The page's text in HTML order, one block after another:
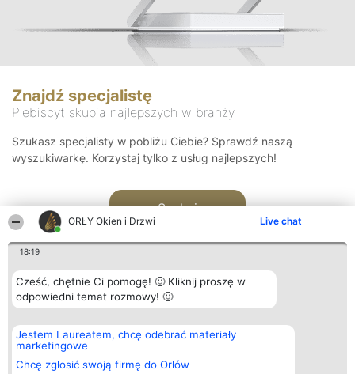
ORŁY Okien i Drzwi Live chat
18:19
Cześć, chętnie Ci pomogę! 🙂 Kliknij proszę w
odpowiedni temat rozmowy! 🙂
Jestem Laureatem, chcę odebrać materiały
marketingowe
Chcę zgłosić swoją firmę do Orłów
Znajdź specjalistę
Plebiscyt skupia najlepszych w branży
Szukasz specjalisty w pobliżu Ciebie? Sprawdź naszą
wyszukiwarkę. Korzystaj tylko z usług najlepszych!
Szukaj
Organizator plebiscytu
Bright Side Solutions sp. z o.
o. sp. k.
ul. Ruska 22
Wrocław 50-079
Plebiscyt
Laureaci
wszystkich
Laureatów
Kontakt
Kontakt